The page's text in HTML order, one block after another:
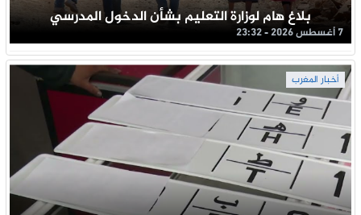
بلاغ هام لوزارة التعليم بشأن الدخول المدرسي
7 أغسطس 2026 - 23:32
أخبار المغرب